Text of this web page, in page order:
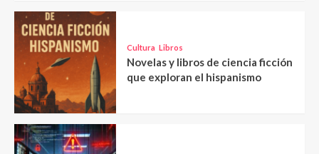
Cultura Libros
Novelas y libros de ciencia ficción
que exploran el hispanismo